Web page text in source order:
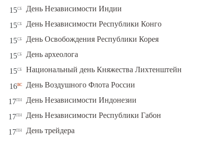
15сб День Независимости Индии
15сб День Независимости Республики Конго
15сб День Освобождения Республики Корея
15сб День археолога
15сб Национальный день Княжества Лихтенштейн
16вс День Воздушного Флота России
17пн День Независимости Индонезии
17пн День Независимости Республики Габон
17пн
День трейдера